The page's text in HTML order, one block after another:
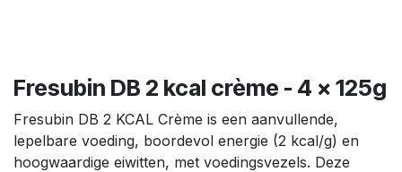
Fresubin DB 2 kcal crème - 4 x 125g
Fresubin DB 2 KCAL Crème is een aanvullende,
lepelbare voeding, boordevol energie (2 kcal/g) en
hoogwaardige eiwitten, met voedingsvezels. Deze